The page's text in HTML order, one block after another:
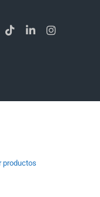
productos